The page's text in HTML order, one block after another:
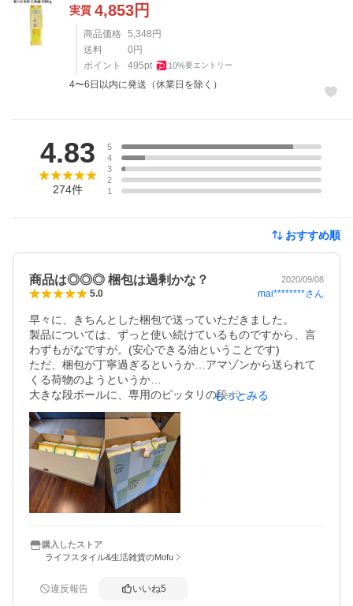
実質 4,853円
商品価格 5,348円
送料
0円
ポイント
495pt 10%要エントリー
4〜6日以内に発送（休業日を除く）
4.83
274件
5
4
3
2
1
おすすめ順
商品は◎◎◎ 梱包は過剰かな？ 2020/09/08
5.0 mai********さん
早々に、きちんとした梱包で送っていただきました。
製品については、ずっと使い続けているものですから、言
わずもがなですが。(安心できる油ということです)
ただ、梱包が丁寧過ぎるというか…アマゾンから送られて
くる荷物のようというか…
大きな段ボールに、専用のピッタリの段ボールに入った商
品を入れ、その周囲を空気の入ったたくさんの緩衝材で覆
われていました。その荷物を受け取った時、「こんな大き
な商品って何を注文したっけ？？」と考えてしまいまし
た。
開けると上記の状態。ガラス瓶ではなく紙パックに入って
る物だし、中の小さな段ボールのみで良かった。
たくさんの緩衝材をハサミで空気を抜き、小さく丸めてゴ
ミ箱へ…段ボールはテープを全て剥がし折り畳み。
るんだろ？　無駄なゴミが出るだけなのに…
いまだに過剰包装しないとクレーム言ってくるクレーマー
ました。
もっとみる
購入したストア
ライフスタイル&生活雑貨のMofu
違反報告 いいね5